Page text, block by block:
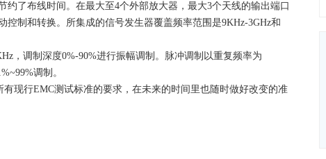
约了布线时间。在最大至4个外部放大器，最大3个天线的输出端口
控制和转换。所集成的信号发生器覆盖频率范围是9KHz-3GHz和
调制深度0%-90%进行振幅调制。脉冲调制以重复频率为
调制。
现行EMC测试标准的要求，在未来的时间里也随时做好改变的准